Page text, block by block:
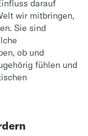
darauf
wir mitbringen,
Sie sind
ob und
fühlen und